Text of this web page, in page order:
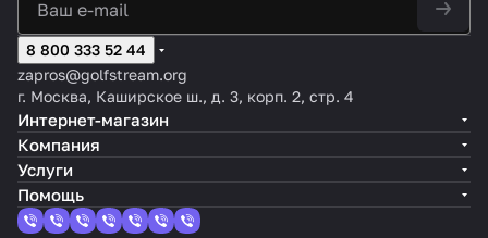
8 800 333 52 44
zapros@golfstream.org
г. Москва, Каширское ш., д. 3, корп. 2, стр. 4
Интернет-магазин
Компания
Услуги
Помощь